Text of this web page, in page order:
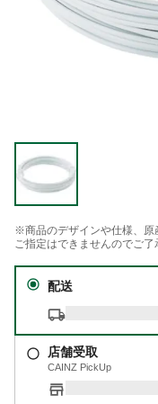
※商品のデザインや仕様、原
ご指定はできませんのでご了
配送
店舗受取
CAINZ PickUp